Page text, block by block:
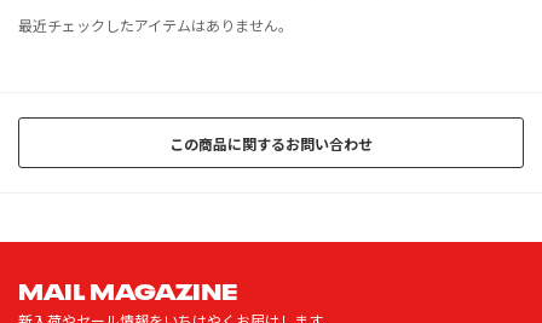
最近チェックしたアイテムはありません。
この商品に関するお問い合わせ
MAIL MAGAZINE